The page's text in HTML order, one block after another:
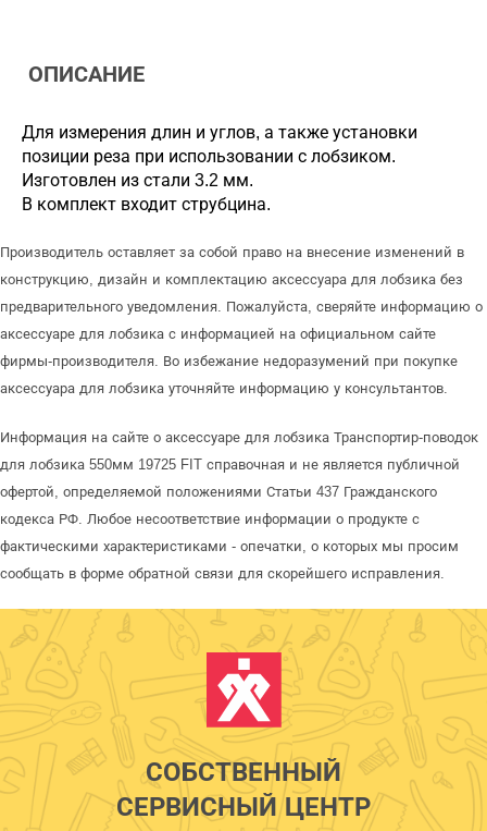
ОПИСАНИЕ
Для измерения длин и углов, а также установки
позиции реза при использовании с лобзиком.
Изготовлен из стали 3.2 мм.
В комплект входит струбцина.
Производитель оставляет за собой право на внесение изменений в
конструкцию, дизайн и комплектацию аксессуара для лобзика без
предварительного уведомления. Пожалуйста, сверяйте информацию о
аксессуаре для лобзика с информацией на официальном сайте
фирмы-производителя. Во избежание недоразумений при покупке
аксессуара для лобзика уточняйте информацию у консультантов.
Информация на сайте о аксессуаре для лобзика Транспортир-поводок
для лобзика 550мм 19725 FIT справочная и не является публичной
офертой, определяемой положениями Статьи 437 Гражданского
кодекса РФ. Любое несоответствие информации о продукте с
фактическими характеристиками - опечатки, о которых мы просим
сообщать в форме обратной связи для скорейшего исправления.
СОБСТВЕННЫЙ
СЕРВИСНЫЙ ЦЕНТР